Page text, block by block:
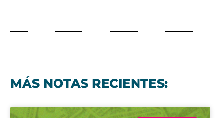
MÁS NOTAS RECIENTES: